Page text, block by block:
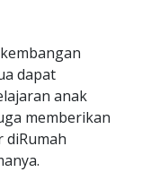
dapat
anak
memberikan
diRumah